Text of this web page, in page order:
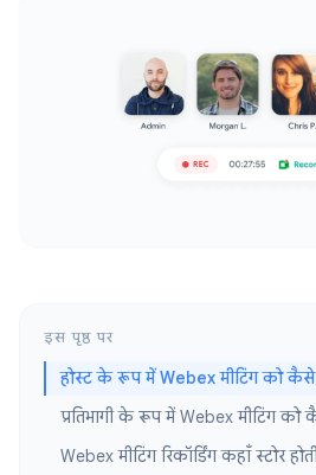
इस पृष्ठ पर
होस्ट के रूप में Webex मीटिंग को कैसे
प्रतिभागी के रूप में Webex मीटिंग को
Webex मीटिंग रिकॉर्डिंग कहाँ स्टोर